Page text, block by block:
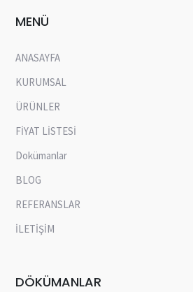
MENÜ
ANASAYFA
KURUMSAL
ÜRÜNLER
FİYAT LİSTESİ
Dokümanlar
BLOG
REFERANSLAR
İLETİŞİM
DÖKÜMANLAR